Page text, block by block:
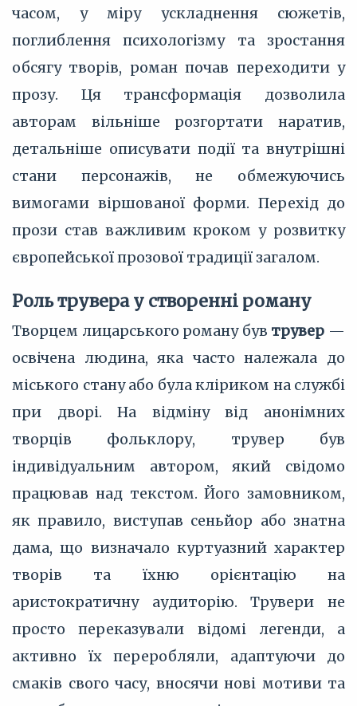
часом, у міру ускладнення сюжетів,
поглиблення психологізму та зростання
обсягу творів, роман почав переходити у
прозу. Ця трансформація дозволила
авторам вільніше розгортати наратив,
детальніше описувати події та внутрішні
стани персонажів, не обмежуючись
вимогами віршованої форми. Перехід до
прози став важливим кроком у розвитку
європейської прозової традиції загалом.
Роль трувера у створенні роману
Творцем лицарського роману був трувер —
освічена людина, яка часто належала до
міського стану або була кліриком на службі
при дворі. На відміну від анонімних
творців фольклору, трувер був
індивідуальним автором, який свідомо
працював над текстом. Його замовником,
як правило, виступав сеньйор або знатна
дама, що визначало куртуазний характер
творів та їхню орієнтацію на
аристократичну аудиторію. Трувери не
просто переказували відомі легенди, а
активно їх переробляли, адаптуючи до
смаків свого часу, вносячи нові мотиви та